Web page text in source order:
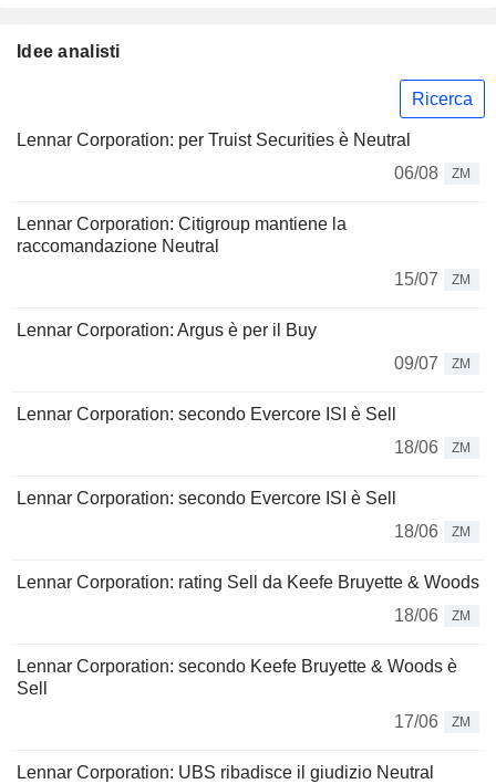
Idee analisti
Ricerca
Lennar Corporation: per Truist Securities è Neutral
06/08
ZM
Lennar Corporation: Citigroup mantiene la
raccomandazione Neutral
15/07
ZM
Lennar Corporation: Argus è per il Buy
09/07
ZM
Lennar Corporation: secondo Evercore ISI è Sell
18/06
ZM
Lennar Corporation: secondo Evercore ISI è Sell
18/06
ZM
Lennar Corporation: rating Sell da Keefe Bruyette & Woods
18/06
ZM
Lennar Corporation: secondo Keefe Bruyette & Woods è
Sell
17/06
ZM
Lennar Corporation: UBS ribadisce il giudizio Neutral